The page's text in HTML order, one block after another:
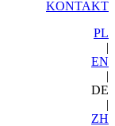
KONTAKT
PL
|
EN
|
DE
|
ZH